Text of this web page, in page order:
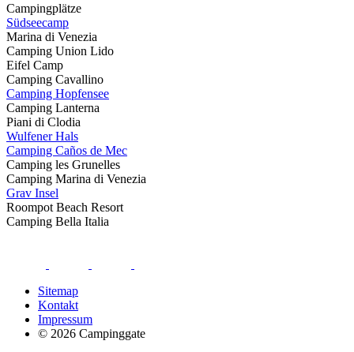
Campingplätze
Südseecamp
Marina di Venezia
Camping Union Lido
Eifel Camp
Camping Cavallino
Camping Hopfensee
Camping Lanterna
Piani di Clodia
Wulfener Hals
Camping Caños de Mec
Camping les Grunelles
Camping Marina di Venezia
Grav Insel
Roompot Beach Resort
Camping Bella Italia
Sitemap
Kontakt
Impressum
© 2026 Campinggate